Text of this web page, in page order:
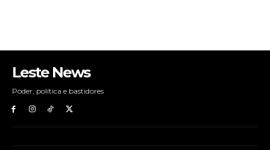
Leste News
Poder, política e bastidores